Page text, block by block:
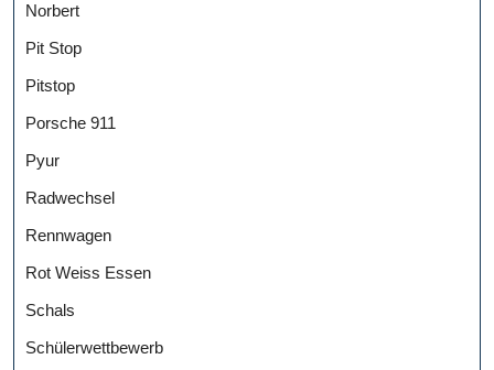
Norbert
Pit Stop
Pitstop
Porsche 911
Pyur
Radwechsel
Rennwagen
Rot Weiss Essen
Schals
Schülerwettbewerb